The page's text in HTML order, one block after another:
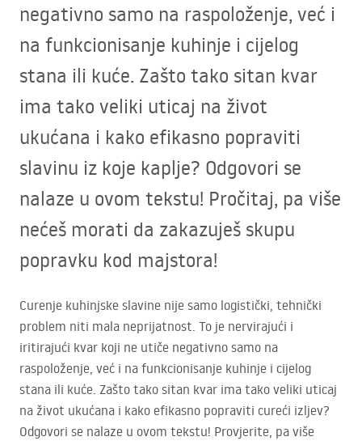
negativno samo na raspoloženje, već i
na funkcionisanje kuhinje i cijelog
stana ili kuće. Zašto tako sitan kvar
ima tako veliki uticaj na život
ukućana i kako efikasno popraviti
slavinu iz koje kaplje? Odgovori se
nalaze u ovom tekstu! Pročitaj, pa više
nećeš morati da zakazuješ skupu
popravku kod majstora!
Curenje kuhinjske slavine nije samo logistički, tehnički
problem niti mala neprijatnost. To je nervirajući i
iritirajući kvar koji ne utiče negativno samo na
raspoloženje, već i na funkcionisanje kuhinje i cijelog
stana ili kuće. Zašto tako sitan kvar ima tako veliki uticaj
na život ukućana i kako efikasno popraviti cureći izljev?
Odgovori se nalaze u ovom tekstu! Provjerite, pa više